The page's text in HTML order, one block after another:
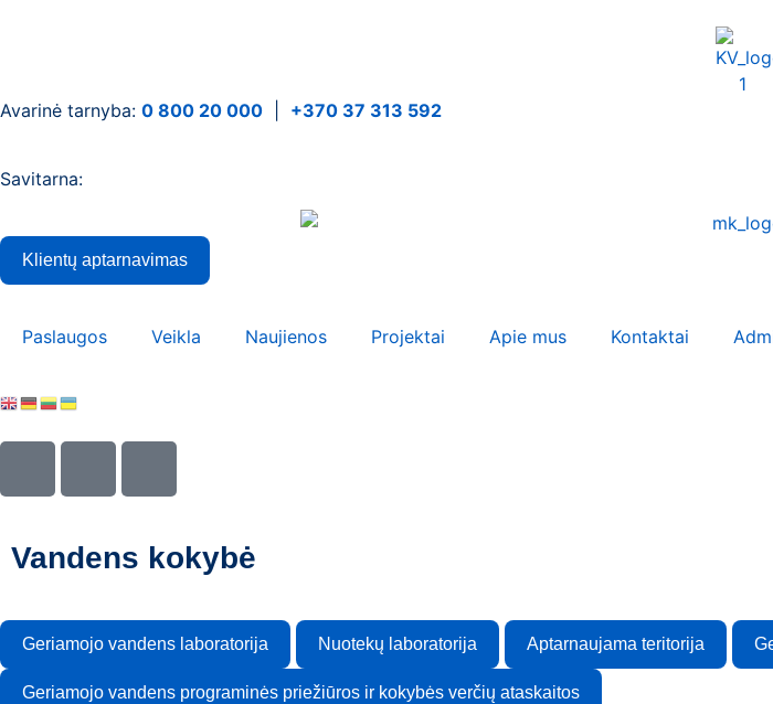
Avarinė tarnyba: 0 800 20 000 +370 37 313 592
Savitarna:
Klientų aptarnavimas
Paslaugos Veikla Naujienos Projektai Apie mus Kontaktai
Vandens kokybė
Geriamojo vandens laboratorija Nuotekų laboratorija Aptarnaujama teritorija
Geriamojo vandens programinės priežiūros ir kokybės verčių ataskaitos